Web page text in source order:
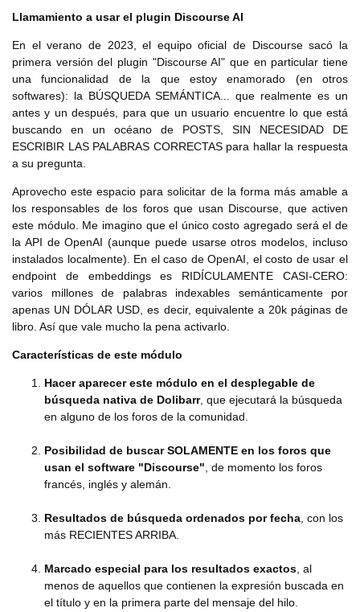
Llamamiento a usar el plugin Discourse AI
En el verano de 2023, el equipo oficial de Discourse sacó la
primera versión del plugin "Discourse AI" que en particular tiene
una funcionalidad de la que estoy enamorado (en otros
softwares): la BÚSQUEDA SEMÁNTICA... que realmente es un
antes y un después, para que un usuario encuentre lo que está
buscando en un océano de POSTS, SIN NECESIDAD DE
ESCRIBIR LAS PALABRAS CORRECTAS para hallar la respuesta
a su pregunta.
Aprovecho este espacio para solicitar de la forma más amable a
los responsables de los foros que usan Discourse, que activen
este módulo. Me imagino que el único costo agregado será el de
la API de OpenAI (aunque puede usarse otros modelos, incluso
instalados localmente). En el caso de OpenAI, el costo de usar el
endpoint de embeddings es RIDÍCULAMENTE CASI-CERO:
varios millones de palabras indexables semánticamente por
apenas UN DÓLAR USD, es decir, equivalente a 20k páginas de
libro. Así que vale mucho la pena activarlo.
Características de este módulo
Hacer aparecer este módulo en el desplegable de
búsqueda nativa de Dolibarr, que ejecutará la búsqueda
en alguno de los foros de la comunidad.
Posibilidad de buscar SOLAMENTE en los foros que
usan el software "Discourse", de momento los foros
francés, inglés y alemán.
Resultados de búsqueda ordenados por fecha, con los
más RECIENTES ARRIBA.
Marcado especial para los resultados exactos, al
menos de aquellos que contienen la expresión buscada en
el título y en la primera parte del mensaje del hilo.